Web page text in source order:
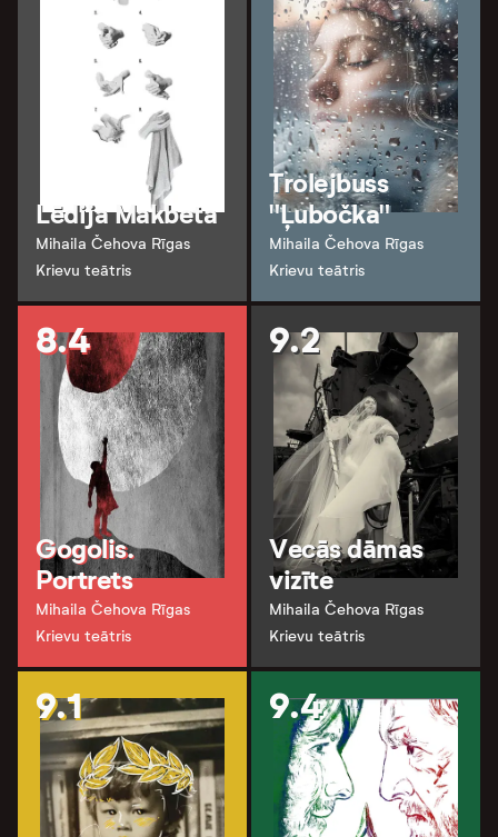
Lēdija Makbeta
Mihaila Čehova Rīgas
Krievu teātris
Trolejbuss
"Ļubočka"
Mihaila Čehova Rīgas
Krievu teātris
8.4
Gogolis.
Portrets
Mihaila Čehova Rīgas
Krievu teātris
9.2
Vecās dāmas
vizīte
Mihaila Čehova Rīgas
Krievu teātris
9.1 9.4